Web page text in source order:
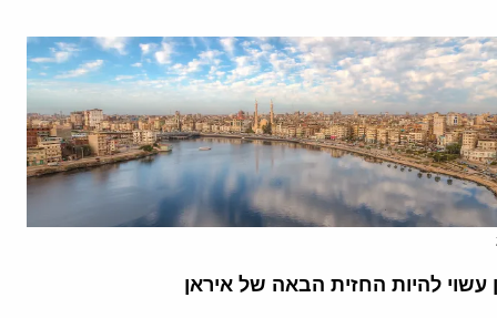
עשוי להיות החזית הבאה של איראן